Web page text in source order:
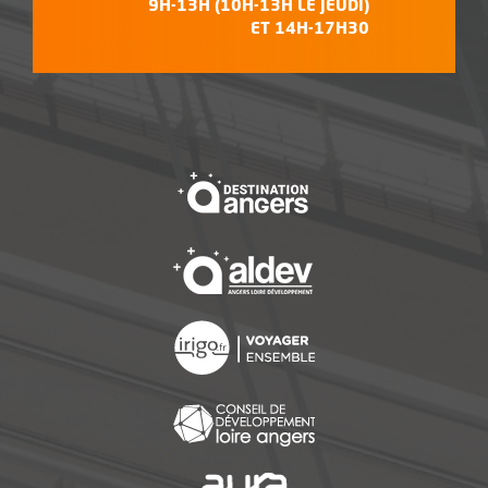
9H-13H (10H-13H LE JEUDI)
ET 14H-17H30